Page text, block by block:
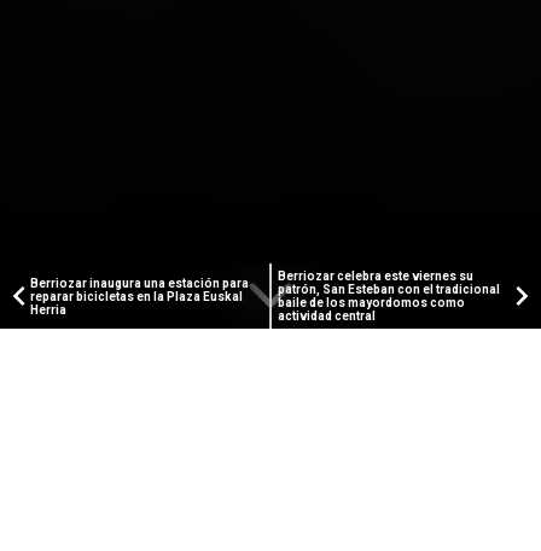
Berriozar inaugura una estación para
reparar bicicletas en la Plaza Euskal
Herria
Berriozar celebra este viernes su
patrón, San Esteban con el tradicional
baile de los mayordomos como
actividad central